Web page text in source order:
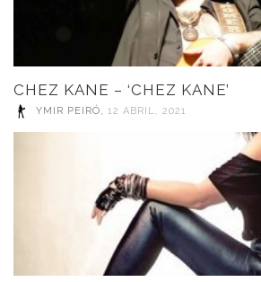
CHEZ KANE – ‘CHEZ KANE’
YMIR PEIRÓ, 12 ABRIL, 2021